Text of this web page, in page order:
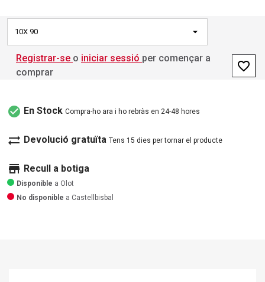
10X 90
Registrar-se o iniciar sessió per començar a
comprar
favorite_border
check_circle En Stock Compra-ho ara i ho rebràs en 24-48 hores
sync_alt Devolució gratuïta Tens 15 dies per tornar el producte
store Recull a botiga
Disponible a Olot
No disponible a Castellbisbal